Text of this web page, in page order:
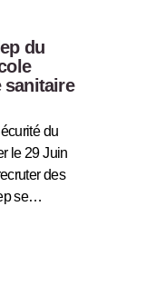
du
sanitaire
du
le 29 Juin
des
se…